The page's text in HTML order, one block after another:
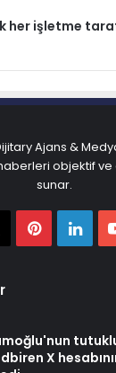
her işletme
Ajans &
objektif ve
sunar.
Pinterest
X